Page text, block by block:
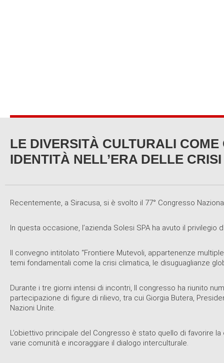
LE DIVERSITÀ CULTURALI
IDENTITÀ NELL’ERA DELLE
Recentemente, a Siracusa, si è svolto il 77° Congresso
In questa occasione, l’azienda Solesi SPA ha avuto il
Il convegno intitolato “Frontiere Mutevoli, appartenenze
temi fondamentali come la crisi climatica, le disuguaglianze
Durante i tre giorni intensi di incontri, Il congresso ha riunito
partecipazione di figure di rilievo, tra cui Giorgia Butera,
Nazioni Unite.
L’obiettivo principale del Congresso è stato quello di
varie comunità e incoraggiare il dialogo interculturale.